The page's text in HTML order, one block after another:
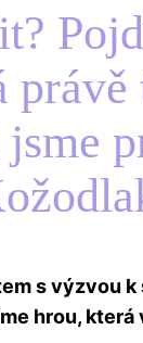
s výzvou
hrou,